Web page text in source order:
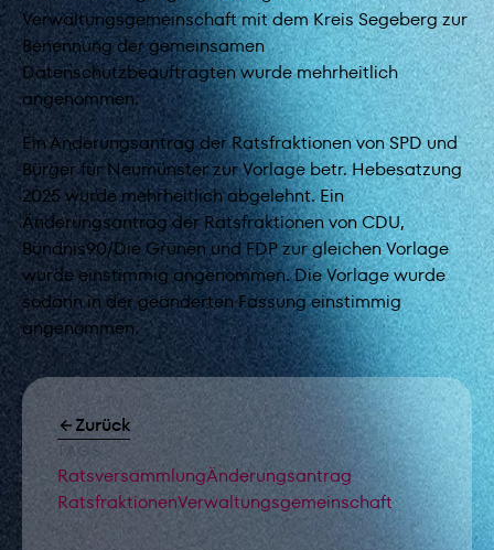
Zurück
TAGS
RatsversammlungÄnderungsantrag
RatsfraktionenVerwaltungsgemeinschaft
Verwaltungsgemeinschaft mit dem Kreis Segeberg zur
Benennung der gemeinsamen
Datenschutzbeauftragten wurde mehrheitlich
angenommen.
Ein Änderungsantrag der Ratsfraktionen von SPD und
Bürger für Neumünster zur Vorlage betr. Hebesatzung
2025 wurde mehrheitlich abgelehnt. Ein
Änderungsantrag der Ratsfraktionen von CDU,
Bündnis90/Die Grünen und FDP zur gleichen Vorlage
wurde einstimmig angenommen. Die Vorlage wurde
sodann in der geänderten Fassung einstimmig
angenommen.